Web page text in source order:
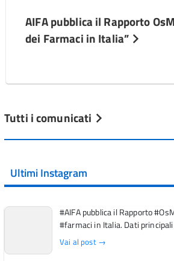
AIFA pubblica il Rapporto
dei Farmaci in Italia”
Tutti i comunicati
Ultimi Instagram
#AIFA pubblica il Rapporto
#farmaci in Italia. Dati principali
Vai al post →